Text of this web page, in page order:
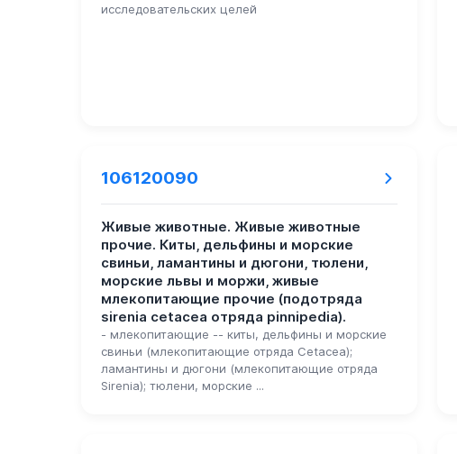
исследовательских целей
106120090
Живые животные. Живые животные
прочие. Киты, дельфины и морские
свиньи, ламантины и дюгони, тюлени,
морские львы и моржи, живые
млекопитающие прочие (подотряда
sirenia cetacea отряда pinnipedia).
- млекопитающие -- киты, дельфины и морские
свиньи (млекопитающие отряда Cetacea);
ламантины и дюгони (млекопитающие отряда
Sirenia); тюлени, морские ...